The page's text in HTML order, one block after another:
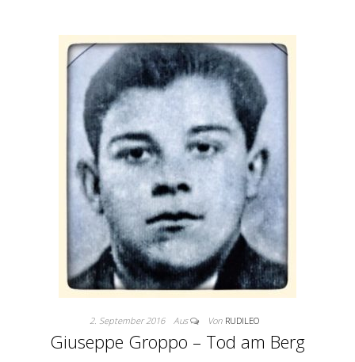
2. September 2016 Aus Von RUDILEO
Giuseppe Groppo – Tod am Berg